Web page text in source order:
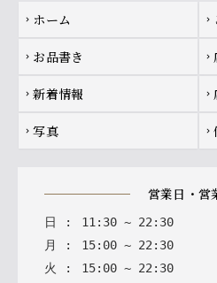
Footer navigation
chevron_right ホーム chevron_right
chevron_right お品書き chevron_right
chevron_right 新着情報 chevron_right
chevron_right 写真 chevron_right
営業日・
日 : 11 : 30 ~ 22 : 30
月
: 15: 00 ~ 22 : 30
火
: 15: 00 ~ 22: 30